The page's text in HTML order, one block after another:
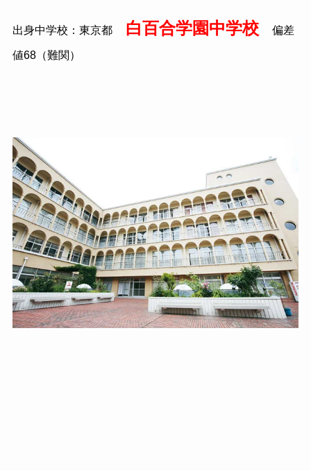
出身中学校：東京都 白百合学園中学校 偏差
値68（難関）